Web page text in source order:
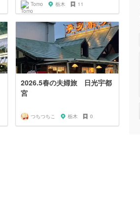
Tomo 栃木 11
2026.5春の夫婦旅 日光宇都
宮
つちつちこ 栃木 0